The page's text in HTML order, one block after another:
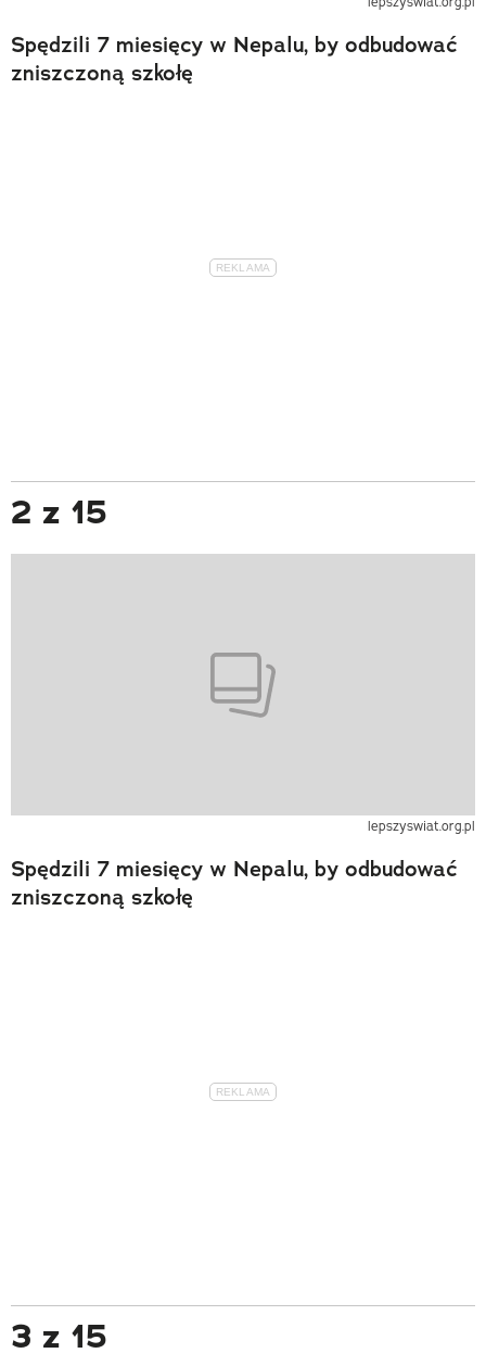
Spędzili 7 miesięcy w Nepalu, by odbudować
zniszczoną szkołę
2 z 15
lepszyswiat.org.pl
Spędzili 7 miesięcy w Nepalu, by odbudować
zniszczoną szkołę
3 z 15